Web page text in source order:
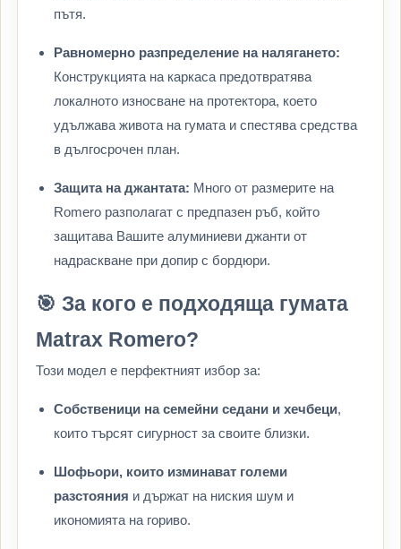
пътя.
Равномерно разпределение на налягането:
Конструкцията на каркаса предотвратява
локалното износване на протектора, което
удължава живота на гумата и спестява средства
в дългосрочен план.
Защита на джантата: Много от размерите на
Romero разполагат с предпазен ръб, който
защитава Вашите алуминиеви джанти от
надраскване при допир с бордюри.
🎯 За кого е подходяща гумата
Matrax Romero?
Този модел е перфектният избор за:
Собственици на семейни седани и хечбеци,
които търсят сигурност за своите близки.
Шофьори, които изминават големи
разстояния и държат на ниския шум и
икономията на гориво.